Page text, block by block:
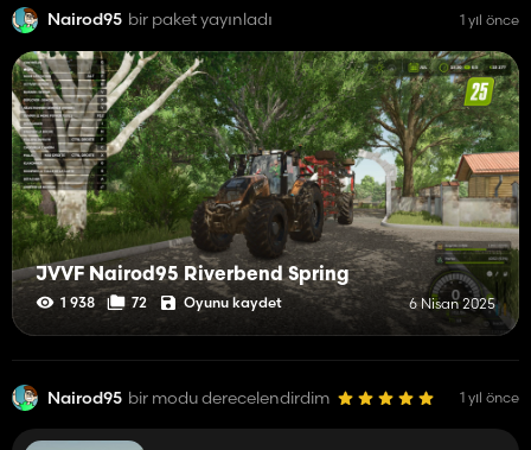
Nairod95 bir paket yayınladı 1 yıl önce
JVVF Nairod95 Riverbend Spring
1 938 72 Oyunu kaydet 6 Nisan 2025
Nairod95 bir modu derecelendirdim 1 yıl önce